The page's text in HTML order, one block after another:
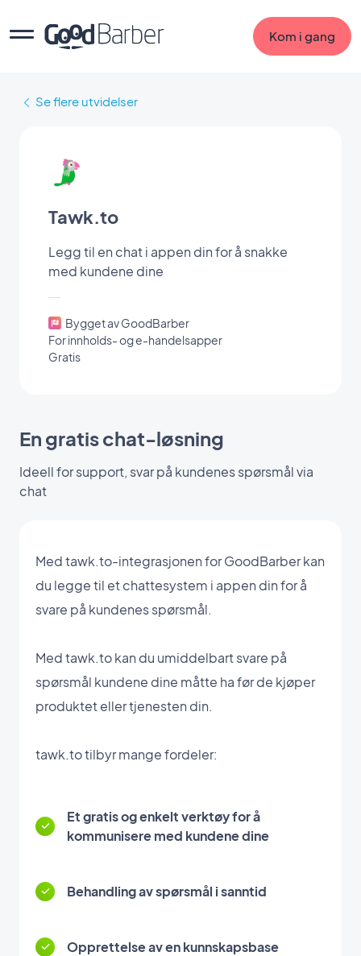
Kom i gang
Se flere utvidelser
Tawk.to
Legg til en chat i appen din for å snakke
med kundene dine
Bygget av GoodBarber
For innholds- og e-handelsapper
Gratis
En gratis chat-løsning
Ideell for support, svar på kundenes spørsmål via
chat
Med tawk.to-integrasjonen for GoodBarber kan
du legge til et chattesystem i appen din for å
svare på kundenes spørsmål.
Med tawk.to kan du umiddelbart svare på
spørsmål kundene dine måtte ha før de kjøper
produktet eller tjenesten din.
tawk.to tilbyr mange fordeler:
Et gratis og enkelt verktøy for å
kommunisere med kundene dine
Behandling av spørsmål i sanntid
Opprettelse av en kunnskapsbase